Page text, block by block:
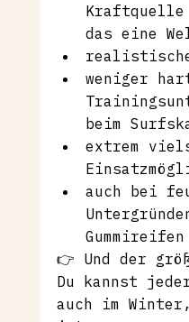
das eine
realistische
weniger
beim
extrem
auch bei
👉 Und der
Du kannst
auch im